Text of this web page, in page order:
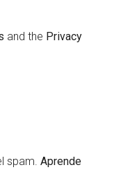
and the Privacy
spam.Aprende